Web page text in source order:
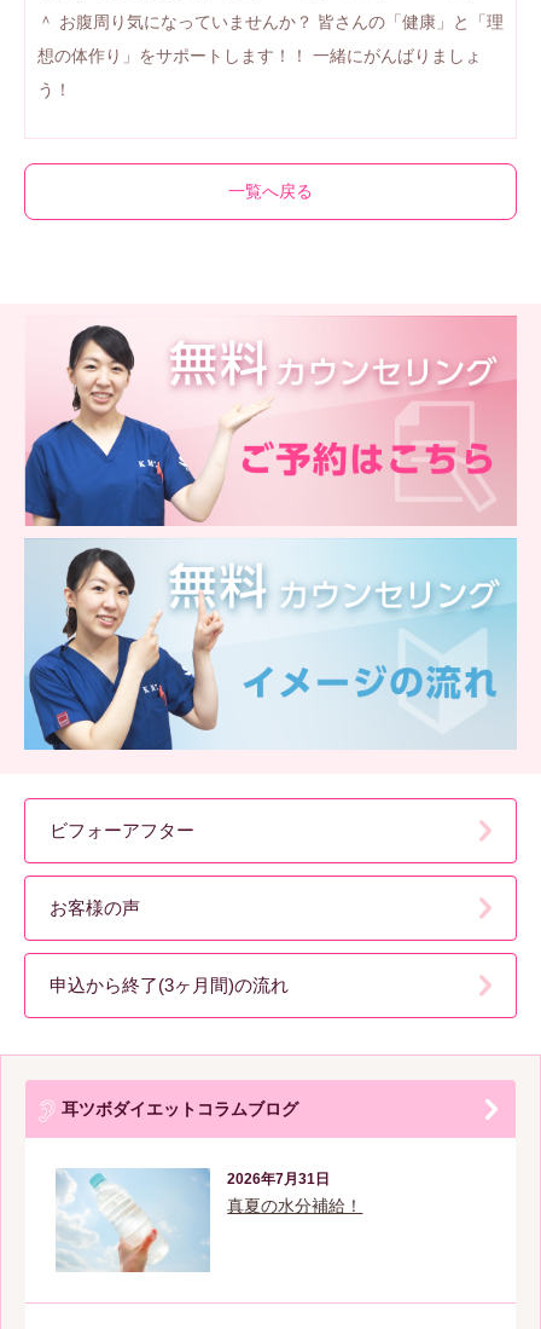
＾ お腹周り気になっていませんか？ 皆さんの「健康」と「理
想の体作り」をサポートします！！ 一緒にがんばりましょ
う！
一覧へ戻る
ビフォーアフター
お客様の声
申込から終了(3ヶ月間)の流れ
耳ツボダイエットコラムブログ
2026年7月31日
真夏の水分補給！